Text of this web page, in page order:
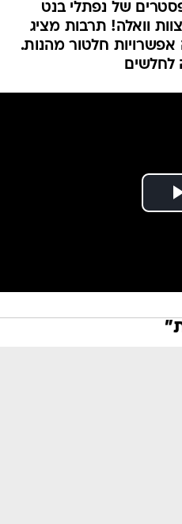
של נפתלי בנט
וואלה! תרבות מציג
אפשרויות חלטור מהנות.
לחלשים